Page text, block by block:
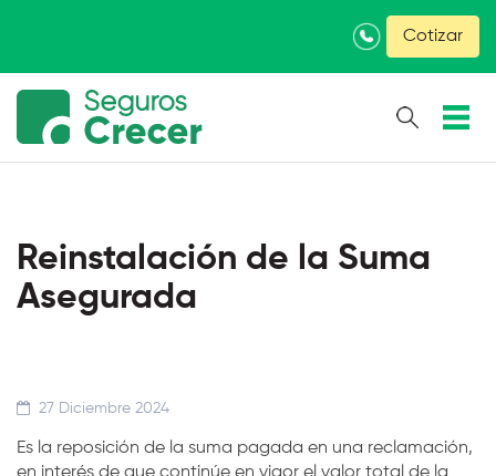
Cotizar
×
Reinstalación de la Suma
Asegurada
27 Diciembre 2024
Es la reposición de la suma pagada en una reclamación,